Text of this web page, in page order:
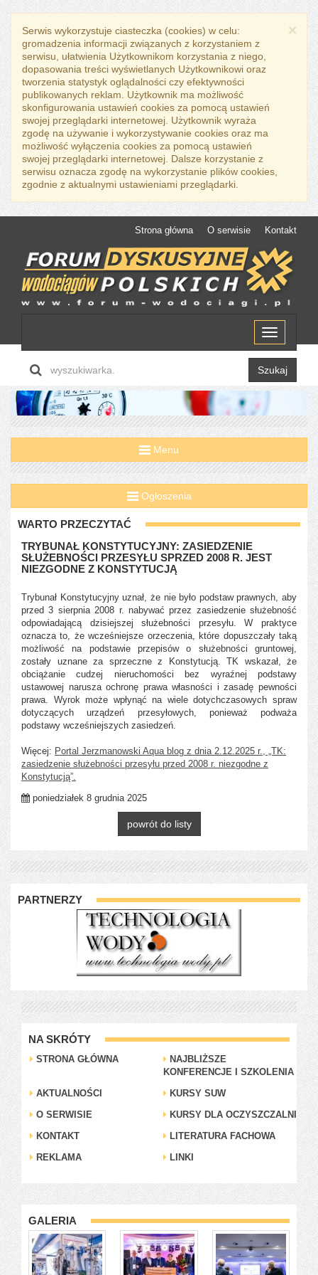
×
Serwis wykorzystuje ciasteczka (cookies) w celu:
gromadzenia informacji związanych z korzystaniem z
serwisu, ułatwienia Użytkownikom korzystania z niego,
dopasowania treści wyświetlanych Użytkownikowi oraz
tworzenia statystyk oglądalności czy efektywności
publikowanych reklam. Użytkownik ma możliwość
skonfigurowania ustawień cookies za pomocą ustawień
swojej przeglądarki internetowej. Użytkownik wyraża
zgodę na używanie i wykorzystywanie cookies oraz ma
możliwość wyłączenia cookies za pomocą ustawień
swojej przeglądarki internetowej. Dalsze korzystanie z
serwisu oznacza zgodę na wykorzystanie plików cookies,
zgodnie z aktualnymi ustawieniami przeglądarki.
Strona główna O serwisie Kontakt
Menu
Szukaj
Menu
Ogłoszenia
WARTO PRZECZYTAĆ
TRYBUNAŁ KONSTYTUCYJNY: ZASIEDZENIE
SŁUŻEBNOŚCI PRZESYŁU SPRZED 2008 R. JEST
NIEZGODNE Z KONSTYTUCJĄ
Trybunał Konstytucyjny uznał, że nie było podstaw prawnych, aby
przed 3 sierpnia 2008 r. nabywać przez zasiedzenie służebność
odpowiadającą dzisiejszej służebności przesyłu. W praktyce
oznacza to, że wcześniejsze orzeczenia, które dopuszczały taką
możliwość na podstawie przepisów o służebności gruntowej,
zostały uznane za sprzeczne z Konstytucją. TK wskazał, że
obciążanie cudzej nieruchomości bez wyraźnej podstawy
ustawowej narusza ochronę prawa własności i zasadę pewności
prawa. Wyrok może wpłynąć na wiele dotychczasowych spraw
dotyczących urządzeń przesyłowych, ponieważ podważa
podstawy wcześniejszych zasiedzeń.
Więcej: Portal Jerzmanowski Aqua blog z dnia 2.12.2025 r., „TK:
zasiedzenie służebności przesyłu przed 2008 r. niezgodne z
Konstytucją”.
poniedziałek 8 grudnia 2025
powrót do listy
PARTNERZY
NA SKRÓTY
STRONA GŁÓWNA
NAJBLIŻSZE
KONFERENCJE I SZKOLENIA
AKTUALNOŚCI
KURSY SUW
O SERWISIE
KURSY DLA OCZYSZCZALNI
KONTAKT
LITERATURA FACHOWA
REKLAMA
LINKI
GALERIA